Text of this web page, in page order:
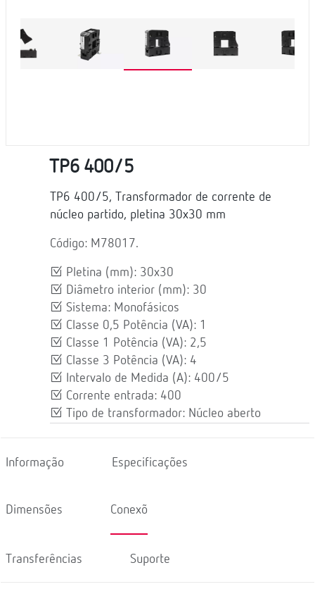
TP6 400/5
TP6 400/5, Transformador de corrente de
núcleo partido, pletina 30x30 mm
Código: M78017.
Pletina (mm): 30x30
Diâmetro interior (mm): 30
Sistema: Monofásicos
Classe 0,5 Potência (VA): 1
Classe 1 Potência (VA): 2,5
Classe 3 Potência (VA): 4
Intervalo de Medida (A): 400/5
Corrente entrada: 400
Tipo de transformador: Núcleo aberto
Informação Especificações
Dimensões Conexõ
Transferências Suporte